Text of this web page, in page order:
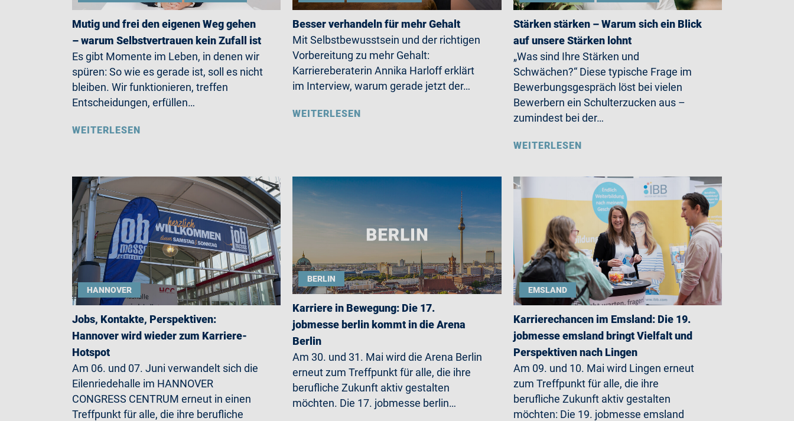
Mutig und frei den eigenen Weg gehen
– warum Selbstvertrauen kein Zufall ist
Es gibt Momente im Leben, in denen wir
spüren: So wie es gerade ist, soll es nicht
bleiben. Wir funktionieren, treffen
Entscheidungen, erfüllen…
WEITERLESEN
Besser verhandeln für mehr Gehalt
Mit Selbstbewusstsein und der richtigen
Vorbereitung zu mehr Gehalt:
Karriereberaterin Annika Harloff erklärt
im Interview, warum gerade jetzt der…
WEITERLESEN
Stärken stärken – Warum sich ein Blick
auf unsere Stärken lohnt
„Was sind Ihre Stärken und
Schwächen?“ Diese typische Frage im
Bewerbungsgespräch löst bei vielen
Bewerbern ein Schulterzucken aus –
zumindest bei der…
WEITERLESEN
HANNOVER
Jobs, Kontakte, Perspektiven:
Hannover wird wieder zum Karriere-
Hotspot
Am 06. und 07. Juni verwandelt sich die
Eilenriedehalle im HANNOVER
CONGRESS CENTRUM erneut in einen
Treffpunkt für alle, die ihre berufliche
BERLIN
Karriere in Bewegung: Die 17.
jobmesse berlin kommt in die Arena
Berlin
Am 30. und 31. Mai wird die Arena Berlin
erneut zum Treffpunkt für alle, die ihre
berufliche Zukunft aktiv gestalten
möchten. Die 17. jobmesse berlin…
EMSLAND
Karrierechancen im Emsland: Die 19.
jobmesse emsland bringt Vielfalt und
Perspektiven nach Lingen
Am 09. und 10. Mai wird Lingen erneut
zum Treffpunkt für alle, die ihre
berufliche Zukunft aktiv gestalten
möchten: Die 19. jobmesse emsland